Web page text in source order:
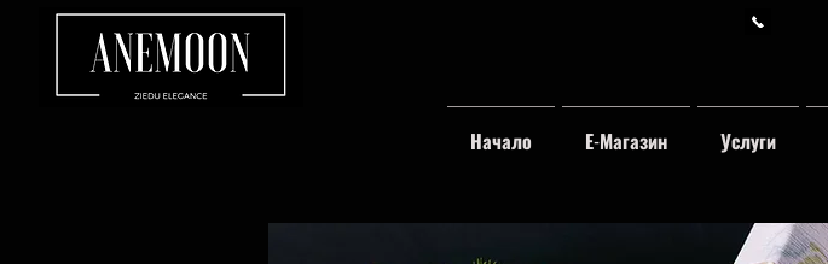
Начало Е-Магазин Услуги